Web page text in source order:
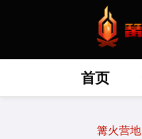
首页
篝火营地